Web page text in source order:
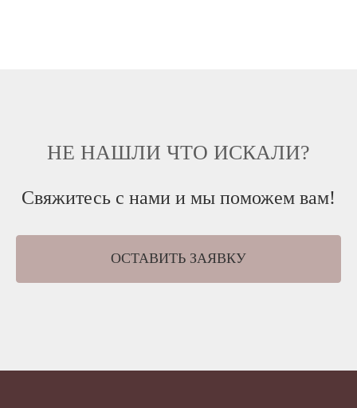
НЕ НАШЛИ ЧТО ИСКАЛИ?
Свяжитесь с нами и мы поможем вам!
ОСТАВИТЬ ЗАЯВКУ